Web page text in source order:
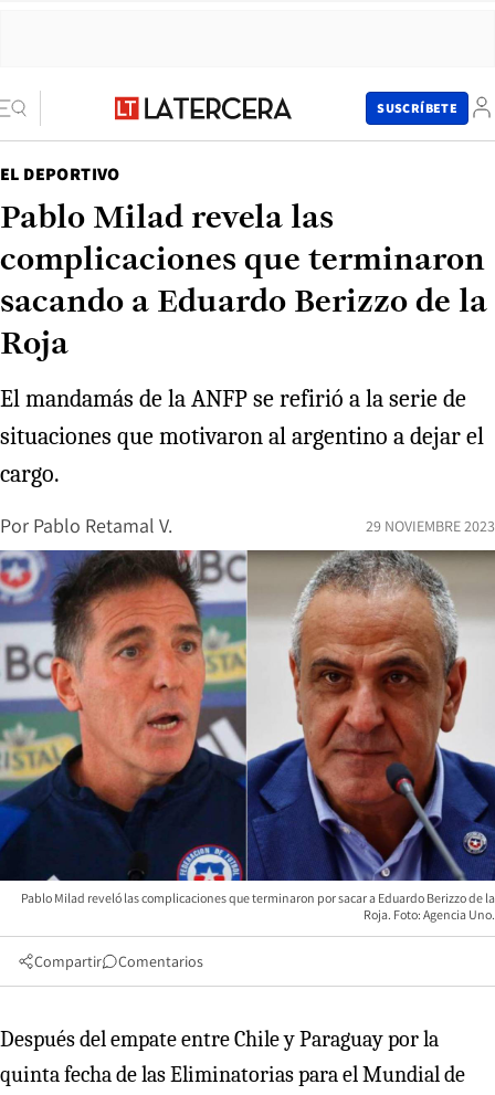
SUSCRÍBETE
EL DEPORTIVO
Pablo Milad revela las
complicaciones que terminaron
sacando a Eduardo Berizzo de la
Roja
El mandamás de la ANFP se refirió a la serie de
situaciones que motivaron al argentino a dejar el
cargo.
Por Pablo Retamal V. 29 NOVIEMBRE 2023
Pablo Milad reveló las complicaciones que terminaron por sacar a Eduardo Berizzo de la
Roja. Foto: Agencia Uno.
Compartir Comentarios
Después del empate entre Chile y Paraguay por la
quinta fecha de las Eliminatorias para el Mundial de